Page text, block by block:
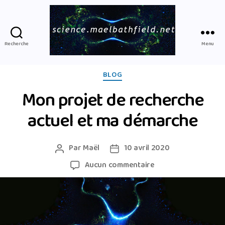
Recherche Menu
Catégories
BLOG
Mon projet de recherche
actuel et ma démarche
Auteur
l’article
ParMaël
Date
de
10 avril 2020
Aucun commentairesur
Mon
projet
de
recherche